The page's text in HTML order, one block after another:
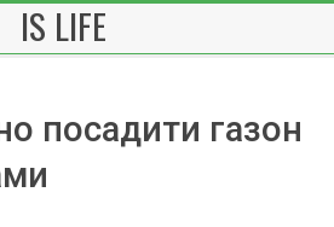
IS LIFE
посадити газон